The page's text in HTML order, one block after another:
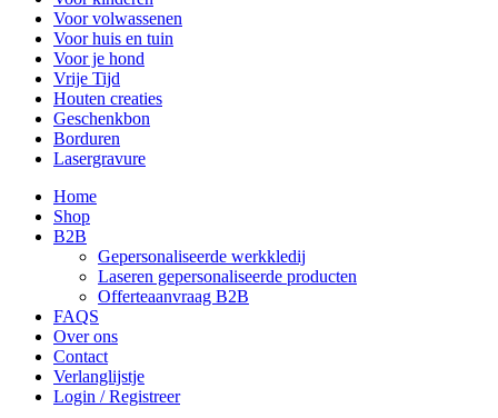
Voor volwassenen
Voor huis en tuin
Voor je hond
Vrije Tijd
Houten creaties
Geschenkbon
Borduren
Lasergravure
Home
Shop
B2B
Gepersonaliseerde werkkledij
Laseren gepersonaliseerde producten
Offerteaanvraag B2B
FAQS
Over ons
Contact
Verlanglijstje
Login / Registreer